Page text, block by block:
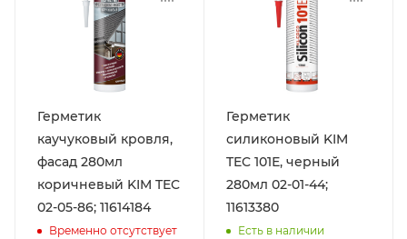
Герметик
каучуковый кровля,
фасад 280мл
коричневый KIM TEC
02-05-86; 11614184
Временно отсутствует
Герметик
силиконовый KIM
TEC 101Е, черный
280мл 02-01-44;
11613380
Есть в наличии